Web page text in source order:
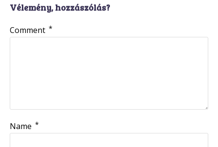
Vélemény, hozzászólás?
Comment *
Name *